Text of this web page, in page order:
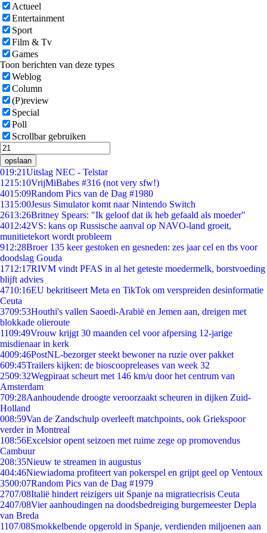
Actueel
Entertainment
Sport
Film & Tv
Games
Toon berichten van deze types
Weblog
Column
(P)review
Special
Poll
Scrollbar gebruiken
opslaan
019:21Uitslag NEC - Telstar
1215:10VrijMiBabes #316 (not very sfw!)
4015:09Random Pics van de Dag #1980
1315:00Jesus Simulator komt naar Nintendo Switch
2613:26Britney Spears: "Ik geloof dat ik heb gefaald als moeder"
4012:42VS: kans op Russische aanval op NAVO-land groeit,
munitietekort wordt probleem
912:28Broer 135 keer gestoken en gesneden: zes jaar cel en tbs voor
doodslag Gouda
1712:17RIVM vindt PFAS in al het geteste moedermelk, borstvoeding
blijft advies
4710:16EU bekritiseert Meta en TikTok om verspreiden desinformatie
Ceuta
3709:53Houthi's vallen Saoedi-Arabië en Jemen aan, dreigen met
blokkade olieroute
1109:49Vrouw krijgt 30 maanden cel voor afpersing 12-jarige
misdienaar in kerk
4009:46PostNL-bezorger steekt bewoner na ruzie over pakket
609:45Trailers kijken: de bioscoopreleases van week 32
2509:32Wegpiraat scheurt met 146 km/u door het centrum van
Amsterdam
709:28Aanhoudende droogte veroorzaakt scheuren in dijken Zuid-
Holland
008:59Van de Zandschulp overleeft matchpoints, ook Griekspoor
verder in Montreal
108:56Excelsior opent seizoen met ruime zege op promovendus
Cambuur
208:35Nieuw te streamen in augustus
404:46Niewiadoma profiteert van pokerspel en grijpt geel op Ventoux
3500:07Random Pics van de Dag #1979
2707/08Italië hindert reizigers uit Spanje na migratiecrisis Ceuta
2407/08Vier aanhoudingen na doodsbedreiging burgemeester Depla
van Breda
1107/08Smokkelbende opgerold in Spanje, verdienden miljoenen aan